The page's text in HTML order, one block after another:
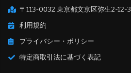
〒113-0032 東京都文京区弥生2-12-3
利用規約
プライバシー・ポリシー
特定商取引法に基づく表記